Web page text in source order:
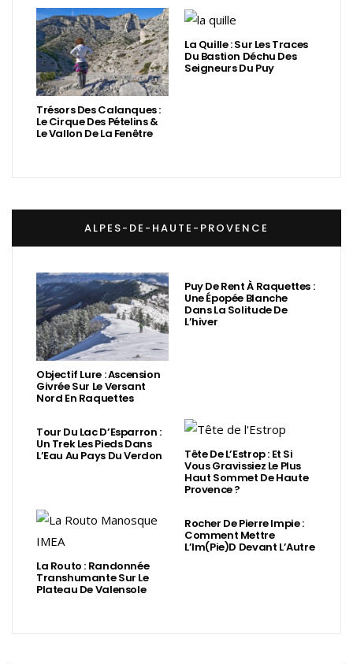
Trésors Des Calanques :
Le Cirque Des Pételins &
Le Vallon De La Fenêtre
La Quille : Sur Les Traces
Du Bastion Déchu Des
Seigneurs Du Puy
ALPES-DE-HAUTE-PROVENCE
Objectif Lure : Ascension
Givrée Sur Le Versant
Nord En Raquettes
Puy De Rent À Raquettes :
Une Épopée Blanche
Dans La Solitude De
L’hiver
Tour Du Lac D’Esparron :
Un Trek Les Pieds Dans
L’Eau Au Pays Du Verdon Tête De L’Estrop : Et Si
Vous Gravissiez Le Plus
Haut Sommet De Haute
Provence ?
La Routo : Randonnée
Transhumante Sur Le
Plateau De Valensole
Rocher De Pierre Impie :
Comment Mettre
L’Im(Pie)d Devant L’Autre